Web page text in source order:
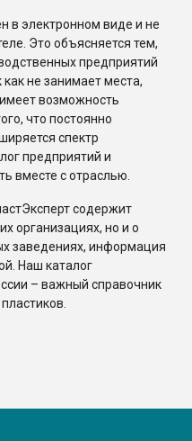
в электронном виде и не
Это объясняется тем,
предприятий
не занимает места,
возможность
что постоянно
спектр
предприятий и
вместе с отраслью.
содержит
организациях, но и о
заведениях, информация
Наш каталог
– важный справочник